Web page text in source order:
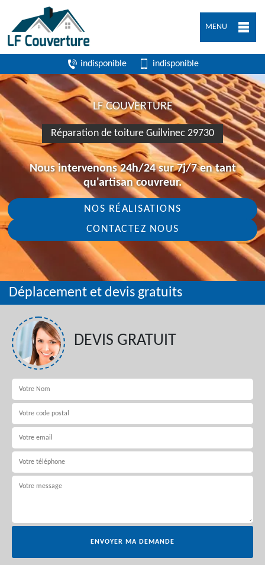
MENU
indisponible indisponible
LF COUVERTURE
Réparation de toiture Guilvinec 29730
Nous intervenons 24h/24 sur 7j/7 en tant
qu'artisan couvreur.
NOS RÉALISATIONS
CONTACTEZ NOUS
Déplacement et devis gratuits
DEVIS GRATUIT